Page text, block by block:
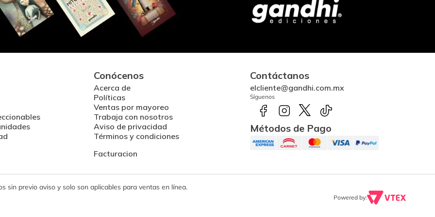
Conócenos
Acerca de
Políticas
Ventas por mayoreo
Trabaja con nosotros
Aviso de privacidad
Términos y condiciones
Facturacion
Contáctanos
elcliente@gandhi.com.mx
Síguenos
Métodos de Pago
sin previo aviso y solo son aplicables para ventas en línea.
Powered by: